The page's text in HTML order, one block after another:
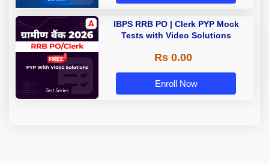
IBPS RRB PO | Clerk PYP Mock
Tests with Video Solutions
Rs 0.00
Enroll Now